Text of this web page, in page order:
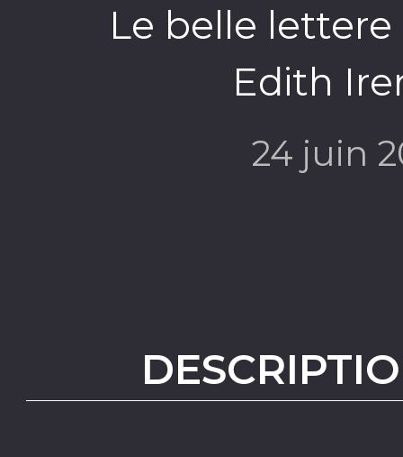
Le belle lettere
Edith
24 juin